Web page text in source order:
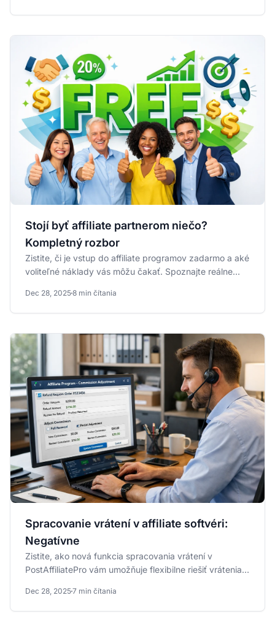
Stojí byť affiliate partnerom niečo?
Kompletný rozbor
Zistite, či je vstup do affiliate programov zadarmo a aké
voliteľné náklady vás môžu čakať. Spoznajte reálne
Dec 28, 20258 min čítania
Spracovanie vrátení v affiliate softvéri:
Negatívne
Zistite, ako nová funkcia spracovania vrátení v
PostAffiliatePro vám umožňuje flexibilne riešiť vrátenia
Dec 28, 20257 min čítania